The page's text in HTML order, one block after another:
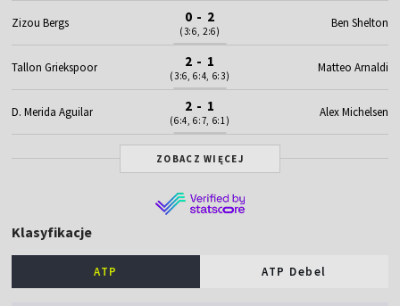
Zizou Bergs 0 - 2
(3:6, 2:6)
Ben Shelton
Tallon Griekspoor 2 - 1
(3:6, 6:4, 6:3)
Matteo Arnaldi
D. Merida Aguilar 2 - 1
(6:4, 6:7, 6:1)
Alex Michelsen
ZOBACZ WIĘCEJ
Klasyfikacje
ATP ATP Debel